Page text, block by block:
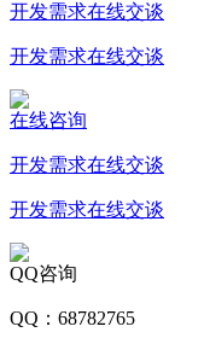
开发需求在线交谈
开发需求在线交谈
在线咨询
开发需求在线交谈
开发需求在线交谈
QQ咨询
QQ：68782765